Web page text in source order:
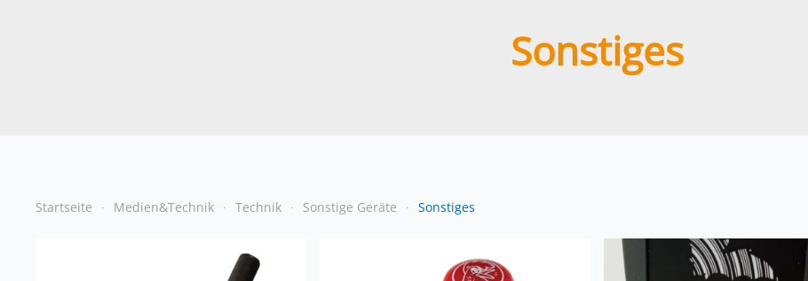
Sonstiges
Startseite Medien&Technik Technik Sonstige Geräte Sonstiges